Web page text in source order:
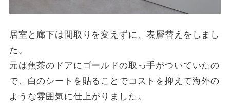
居室と廊下は間取りを変えずに、表層替えをしまし
た。
元は焦茶のドアにゴールドの取っ手がついていたの
で、白のシートを貼ることでコストを抑えて海外の
ような雰囲気に仕上がりました。